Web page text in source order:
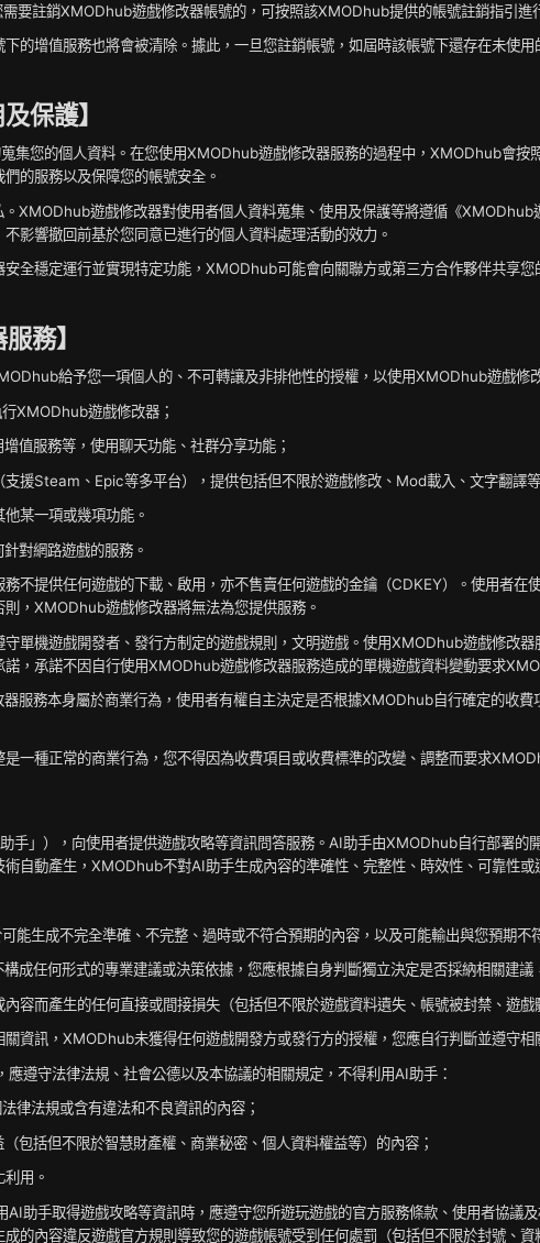
要註銷XMODhub遊戲修改器帳號的，可按照該XMODhub提供的帳號註銷指引
的增值服務也將會被清除。據此，一旦您註銷帳號，如屆時該帳號下還存在未
保護】
集您的個人資料。在您使用XMODhub遊戲修改器服務的過程中，XMODhub會
的服務以及保障您的帳號安全。
XMODhub遊戲修改器對使用者個人資料蒐集、使用及保護等將遵循《
影響撤回前基於您同意已進行的個人資料處理活動的效力。
全穩定運行並實現特定功能，XMODhub可能會向關聯方或第三方合作夥伴共享
務】
給予您一項個人的、不可轉讓及非排他性的授權，以使用XMODhub遊戲修
XMODhub遊戲修改器；
值服務等，使用聊天功能、社群分享功能；
支援Steam、Epic等多平台），提供包括但不限於遊戲修改、Mod載入、文字翻譯
某一項或幾項功能。
對網路遊戲的服務。
不提供任何遊戲的下載、啟用，亦不售賣任何遊戲的金鑰（CDKEY）。使用者
，XMODhub遊戲修改器將無法為您提供服務。
單機遊戲開發者、發行方制定的遊戲規則，文明遊戲。使用XMODhub遊戲修改
，承諾不因自行使用XMODhub遊戲修改器服務造成的單機遊戲資料變動要求
務本身屬於商業行為，使用者有權自主決定是否根據XMODhub自行確定的收
一種正常的商業行為，您不得因為收費項目或收費標準的改變、調整而要求
」），向使用者提供遊戲攻略等資訊問答服務。AI助手由XMODhub自行部署
自動產生，XMODhub不對AI助手生成內容的準確性、完整性、時效性、可靠性或
能生成不完全準確、不完整、過時或不符合預期的內容，以及可能輸出與您預期不
成任何形式的專業建議或決策依據，您應根據自身判斷獨立決定是否採納相關建議
容而產生的任何直接或間接損失（包括但不限於遊戲資料遺失、帳號被封禁、遊戲
資訊，XMODhub未獲得任何遊戲開發方或發行方的授權，您應自行判斷並遵守相
遵守法律法規、社會公德以及本協議的相關規定，不得利用AI助手：
律法規或含有違法和不良資訊的內容；
包括但不限於智慧財產權、商業秘密、個人資料權益等）的內容；
用。
助手取得遊戲攻略等資訊時，應遵守您所遊玩遊戲的官方服務條款、使用者協議
的內容違反遊戲官方規則導致您的遊戲帳號受到任何處罰（包括但不限於封號、